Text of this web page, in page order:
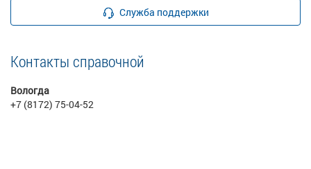
Служба поддержки
Контакты справочной
Вологда
+7 (8172) 75-04-52